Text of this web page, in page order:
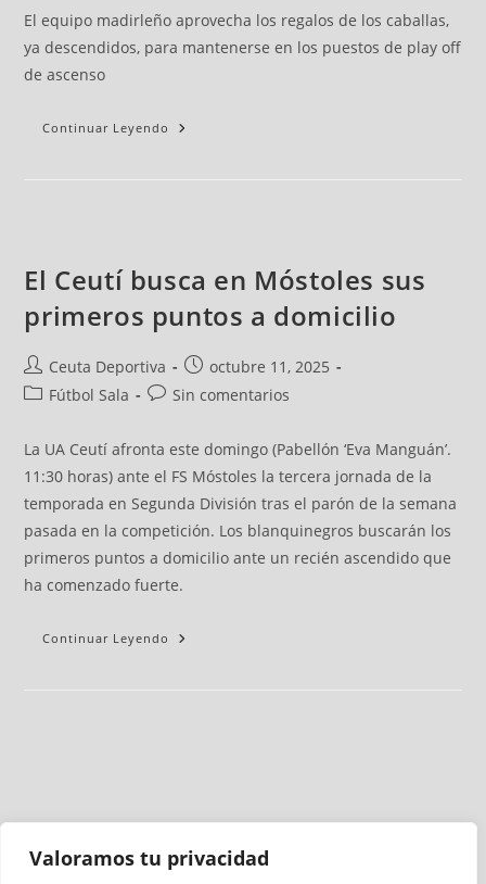
Valoramos tu privacidad
El equipo madirleño aprovecha los regalos de los caballas,
ya descendidos, para mantenerse en los puestos de play off
de ascenso
Continuar Leyendo
El Ceutí busca en Móstoles sus
primeros puntos a domicilio
Ceuta Deportiva
octubre 11, 2025
Fútbol Sala
Sin comentarios
La UA Ceutí afronta este domingo (Pabellón ‘Eva Manguán’.
11:30 horas) ante el FS Móstoles la tercera jornada de la
temporada en Segunda División tras el parón de la semana
pasada en la competición. Los blanquinegros buscarán los
primeros puntos a domicilio ante un recién ascendido que
ha comenzado fuerte.
Continuar Leyendo